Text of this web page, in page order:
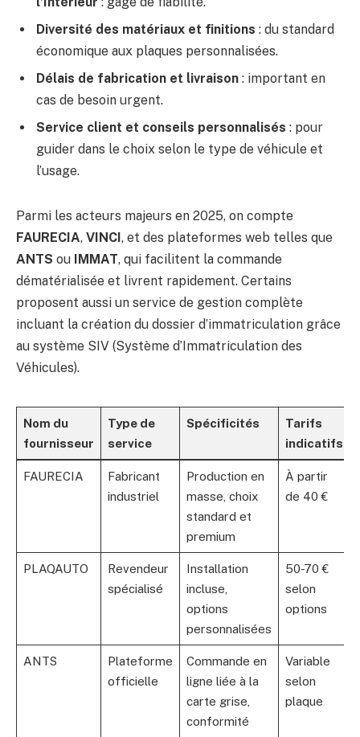
Diversité des matériaux et finitions : du standard
économique aux plaques personnalisées.
Délais de fabrication et livraison : important en
cas de besoin urgent.
Service client et conseils personnalisés : pour
guider dans le choix selon le type de véhicule et
l’usage.
Parmi les acteurs majeurs en 2025, on compte
FAURECIA, VINCI, et des plateformes web telles que
ANTS ou IMMAT, qui facilitent la commande
dématérialisée et livrent rapidement. Certains
proposent aussi un service de gestion complète
incluant la création du dossier d’immatriculation grâce
au système SIV (Système d’Immatriculation des
Véhicules).
Nom du
fournisseur
Type de
service
Spécificités
Tarifs
indicatifs
FAURECIA
Fabricant
industriel
Production en
masse, choix
standard et
premium
À partir
de 40 €
PLAQAUTO
Revendeur
spécialisé
Installation
incluse,
options
personnalisées
50-70 €
selon
options
ANTS
Plateforme
officielle
Commande en
ligne liée à la
carte grise,
conformité
Variable
selon
plaque